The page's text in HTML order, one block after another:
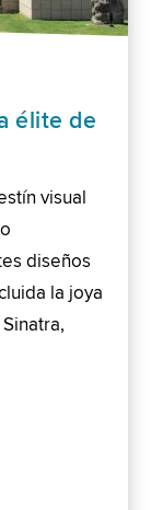
élite de
visual
diseños
la joya